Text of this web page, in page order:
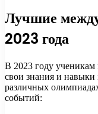
Лучшие
2023 года
В 2023 году ученикам
свои знания и навыки
различных
событий: